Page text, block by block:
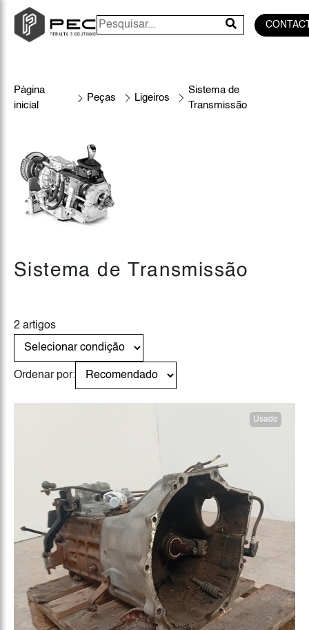
Página
inicial
Peças Ligeiros
Sistema de
Transmissão
Sistema de Transmissão
2 artigos
Ordenar por:
Usado